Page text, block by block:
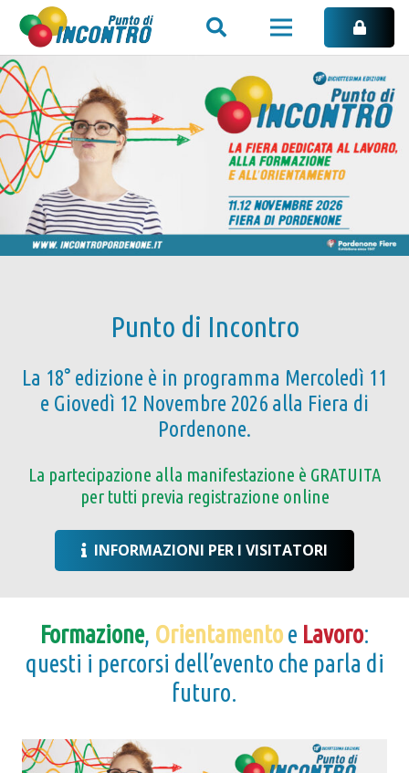
Punto di Incontro
La 18° edizione è in programma Mercoledì 11
e Giovedì 12 Novembre 2026 alla Fiera di
Pordenone.
La partecipazione alla manifestazione è GRATUITA
per tutti previa registrazione online
INFORMAZIONI PER I VISITATORI
Formazione, Orientamentoe Lavoro:
questi i percorsi dell’evento che parla di
futuro.